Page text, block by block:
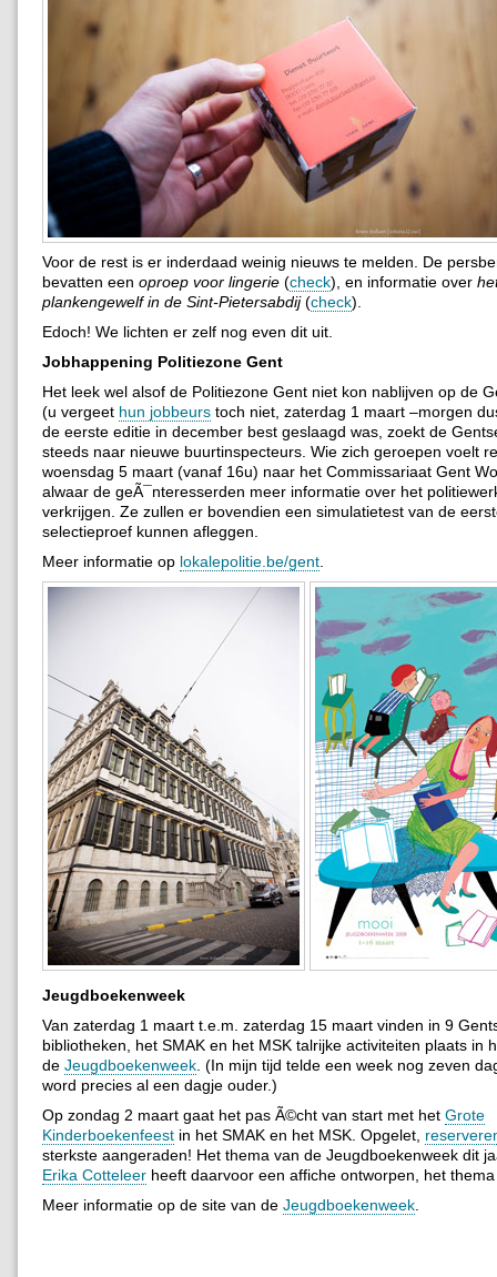
Voor de rest is er inderdaad weinig nieuws te melden. De
bevatten een oproep voor lingerie (check), en informatie over
plankengewelf in de Sint-Pietersabdij(check).
Edoch! We lichten er zelf nog even dit uit.
Jobhappening Politiezone Gent
Het leek wel alsof de Politiezone Gent niet kon nablijven op de
(u vergeet hun jobbeurs toch niet, zaterdag 1 maart –morgen
de eerste editie in december best geslaagd was, zoekt de
steeds naar nieuwe buurtinspecteurs. Wie zich geroepen voelt
woensdag 5 maart (vanaf 16u) naar het Commissariaat Gent
alwaar de geÃ¯nteresserden meer informatie over het
verkrijgen. Ze zullen er bovendien een simulatietest van de
selectieproef kunnen afleggen.
Meer informatie op lokalepolitie.be/gent.
Jeugdboekenweek
Van zaterdag 1 maart t.e.m. zaterdag 15 maart vinden in 9
bibliotheken, het SMAK en het MSK talrijke activiteiten plaats in
de Jeugdboekenweek . (In mijn tijd telde een week nog zeven
word precies al een dagje ouder.)
Op zondag 2 maart gaat het pas Ã©cht van start met het Grote
Kinderboekenfeest in het SMAK en het MSK. Opgelet,
sterkste aangeraden! Het thema van de Jeugdboekenweek dit
Erika Cotteleer heeft daarvoor een affiche ontworpen, het
Meer informatie op de site van de Jeugdboekenweek